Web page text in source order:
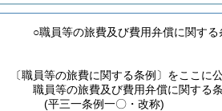
○職員等の旅費及び費用弁償に関する
〔職員等の旅費に関する条例〕をここに
職員等の旅費及び費用弁償に関する
(平三一条例一〇・改称)